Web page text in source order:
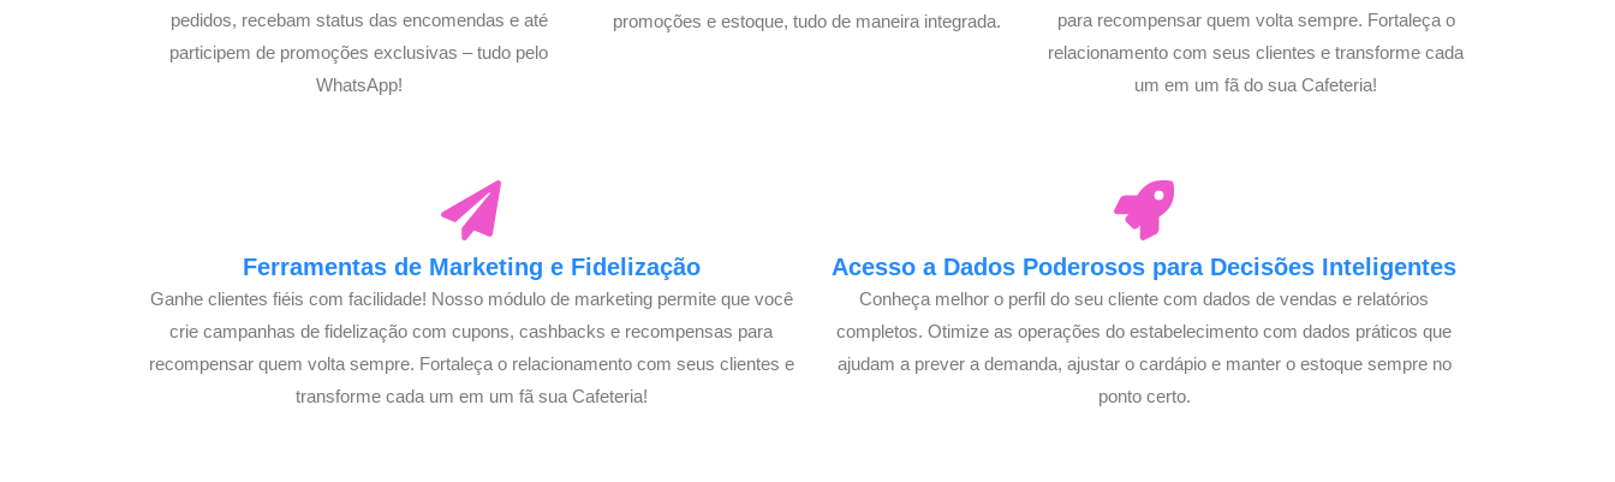
pedidos, recebam status das encomendas e até
participem de promoções exclusivas – tudo pelo
WhatsApp!
promoções e estoque, tudo de maneira integrada.
para recompensar quem volta sempre. Fortaleça o
relacionamento com seus clientes e transforme cada
um em um fã do sua Cafeteria!
Ferramentas de Marketing e Fidelização
Ganhe clientes fiéis com facilidade! Nosso módulo de marketing permite que você
crie campanhas de fidelização com cupons, cashbacks e recompensas para
recompensar quem volta sempre. Fortaleça o relacionamento com seus clientes e
transforme cada um em um fã sua Cafeteria!
Acesso a Dados Poderosos para Decisões Inteligentes
Conheça melhor o perfil do seu cliente com dados de vendas e relatórios
completos. Otimize as operações do estabelecimento com dados práticos que
ajudam a prever a demanda, ajustar o cardápio e manter o estoque sempre no
ponto certo.